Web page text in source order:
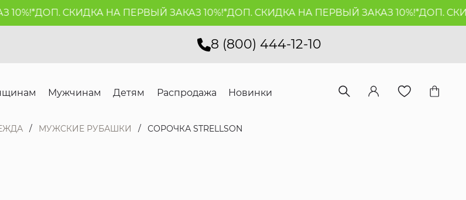
ДОП. СКИДКА НА ПЕРВЫЙ ЗАКАЗ 10%!*ДОП. СКИДКА НА ПЕРВЫЙ ЗАКАЗ 10%!*ДОП.
8 (800) 444-12-10
Мужчинам Детям Распродажа Новинки
МУЖСКИЕ РУБАШКИ СОРОЧКА STRELLSON